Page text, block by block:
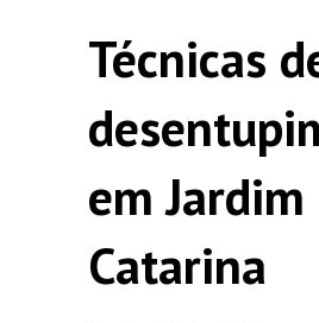
Técnicas
em Jardim
Catarina